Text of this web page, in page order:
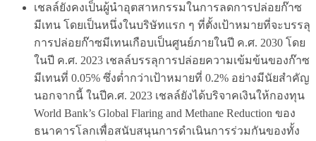
เชลล์ยังคงเป็นผู้นำอุตสาหกรรมในการลดการปล่อยก๊าซ
มีเทน โดยเป็นหนึ่งในบริษัทแรก ๆ ที่ตั้งเป้าหมายที่จะบรรลุ
การปล่อยก๊าซมีเทนเกือบเป็นศูนย์ภายในปี ค.ศ. 2030 โดย
ในปี ค.ศ. 2023 เชลล์บรรลุการปล่อยความเข้มข้นของก๊าซ
มีเทนที่ 0.05% ซึ่งต่ำกว่าเป้าหมายที่ 0.2% อย่างมีนัยสำคัญ
นอกจากนี้ ในปีค.ศ. 2023 เชลล์ยังได้บริจาคเงินให้กองทุน
World Bank’s Global Flaring and Methane Reduction ของ
ธนาคารโลกเพื่อสนับสนุนการดำเนินการร่วมกันของทั้ง